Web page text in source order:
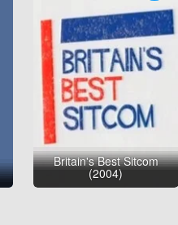
Britain's Best Sitcom
(2004)